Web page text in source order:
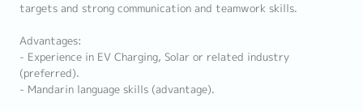
targets and strong communication and teamwork skills.
Advantages:
- Experience in EV Charging, Solar or related industry
(preferred).
- Mandarin language skills (advantage).